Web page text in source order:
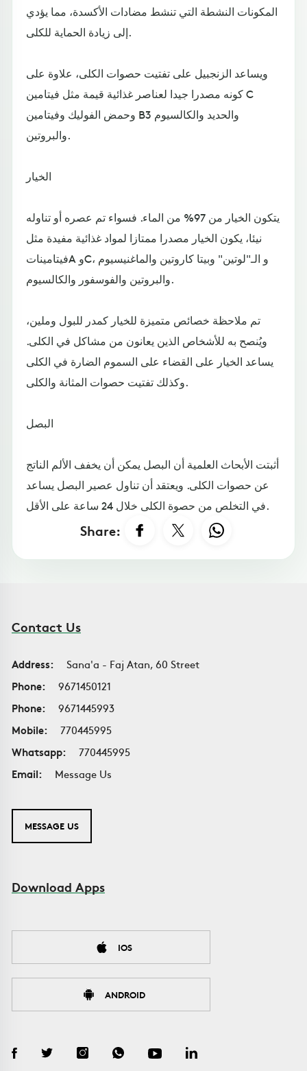
المكونات النشطة التي تنشط مضادات الأكسدة، مما يؤدي
إلى زيادة الحماية للكلى.
ويساعد الزنجبيل على تفتيت حصوات الكلى، علاوة على
كونه مصدرا جيدا لعناصر غذائية قيمة مثل فيتامين C
وحمض الفوليك وفيتامين B3 والحديد والكالسيوم
والبروتين.
الخيار
يتكون الخيار من 97% من الماء. فسواء تم عصره أو تناوله
نيئا، يكون الخيار مصدرا ممتازا لمواد غذائية مفيدة مثل
فيتاميناتA وC، و الـ"لوتين" وبيتا كاروتين والماغنيسيوم
والبروتين والفوسفور والكالسيوم.
تم ملاحظة خصائص متميزة للخيار كمدر للبول وملين،
ويُنصح به للأشخاص الذين يعانون من مشاكل في الكلى.
يساعد الخيار على القضاء على السموم الضارة في الكلى
وكذلك تفتيت حصوات المثانة والكلى.
البصل
أثبتت الأبحاث العلمية أن البصل يمكن أن يخفف الألم الناتج
عن حصوات الكلى. ويعتقد أن تناول عصير البصل يساعد
في التخلص من حصوة الكلى خلال 24 ساعة على الأقل.
Share:
Contact Us
Address:
Sana'a - Faj Atan, 60 Street
Phone:
9671450121
Phone:
9671445993
Mobile:
770445995
Whatsapp:
770445995
Email:
Message Us
MESSAGE US
Download Apps
IOS
ANDROID